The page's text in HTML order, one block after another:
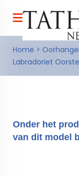
Home >
Labradoriet
Onder het
van dit model